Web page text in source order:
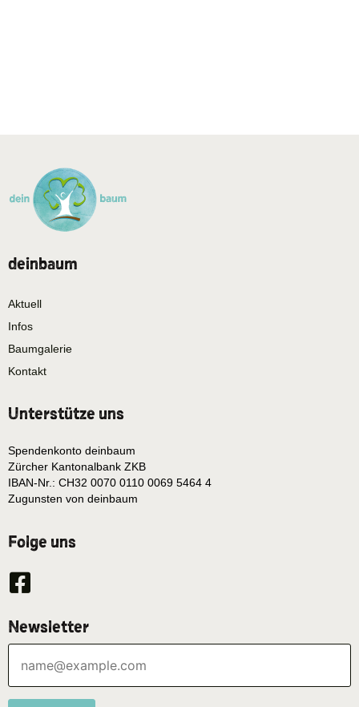
deinbaum
Aktuell
Infos
Baumgalerie
Kontakt
Unterstütze uns
Spendenkonto deinbaum
Zürcher Kantonalbank ZKB
IBAN-Nr.: CH32 0070 0110 0069 5464 4
Zugunsten von deinbaum
Folge uns
Newsletter